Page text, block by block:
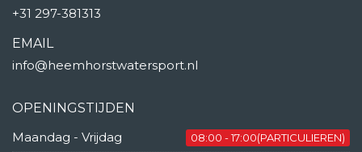
+31 297-381313
EMAIL
info@heemhorstwatersport.nl
OPENINGSTIJDEN
Maandag - Vrijdag
08:00 - 17:00(PARTICULIEREN)